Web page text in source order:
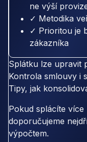
ne výší
✓ Metodika
✓ Prioritou je
zákazníka
Splátku lze upravit
Kontrola smlouvy i
Tipy, jak
Pokud splácíte
doporučujeme
výpočtem.